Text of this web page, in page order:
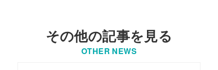
その他の記事を見る
OTHER NEWS